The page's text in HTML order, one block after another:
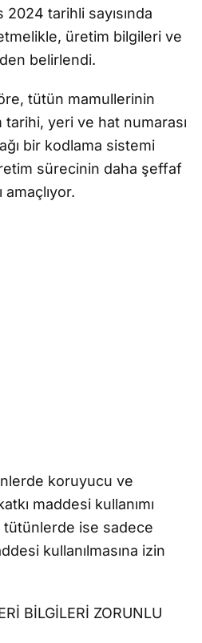
tarihli sayısında
üretim bilgileri ve
belirlendi.
tütün mamullerinin
tarihi, yeri ve hat numarası
bir kodlama sistemi
sürecinin daha şeffaf
amaçlıyor.
koruyucu ve
maddesi kullanımı
tütünlerde ise sadece
kullanılmasına izin
BİLGİLERİ ZORUNLU